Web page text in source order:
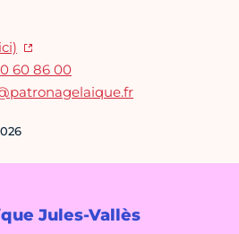
Jules-Vallès
60 86 00